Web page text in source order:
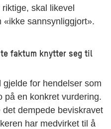
skal likevel
«ikke sannsynliggjort».
faktum knytter seg til
for hendelser som
på en konkret vurdering.
dempede beviskravet
har medvirket til å